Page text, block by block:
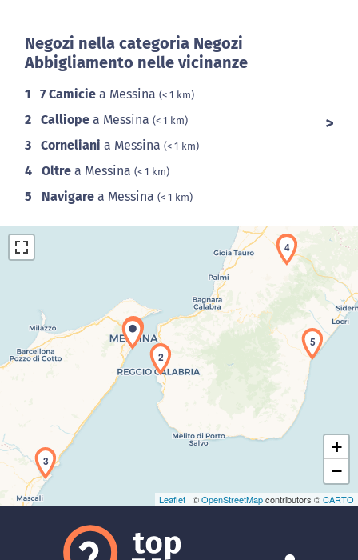
Negozi nella categoria Negozi
Abbigliamento nelle vicinanze
1 7 Camicie a Messina (< 1 km)
2 Calliope a Messina (< 1 km)
3 Corneliani a Messina (< 1 km)
4 Oltre a Messina (< 1 km)
5 Navigare a Messina (< 1 km)
Caricamento della carta in corso...
1
2
3
4
5
+
−
Leaflet | ©OpenStreetMapcontributors ©CARTO